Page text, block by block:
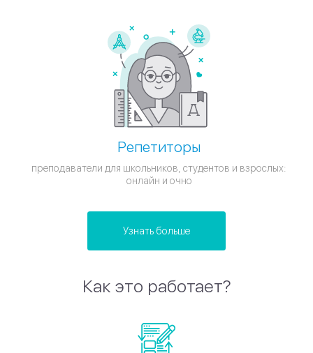
Репетиторы
преподаватели для школьников, студентов и взрослых:
онлайн и очно
Узнать больше
Как это работает?